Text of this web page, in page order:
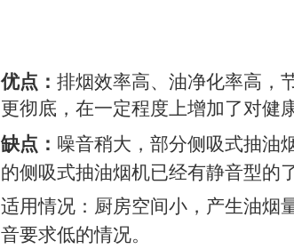
优点：排烟效率高、油净化率高，
更彻底，在一定程度上增加了对健
缺点： 噪音稍大，部分侧吸式抽油
的侧吸式抽油烟机已经有静音型的
适用情况：厨房空间小，产生油烟
音要求低的情况。